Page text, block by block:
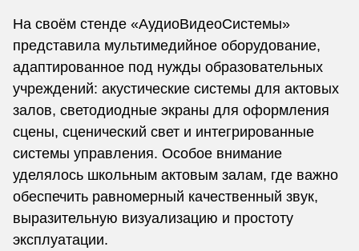
На своём стенде «АудиоВидеоСистемы»
представила мультимедийное оборудование,
адаптированное под нужды образовательных
учреждений: акустические системы для актовых
залов, светодиодные экраны для оформления
сцены, сценический свет и интегрированные
системы управления. Особое внимание
уделялось школьным актовым залам, где важно
обеспечить равномерный качественный звук,
выразительную визуализацию и простоту
эксплуатации.